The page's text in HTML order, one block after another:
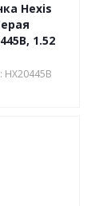
Hexis
1.52
HX20445B